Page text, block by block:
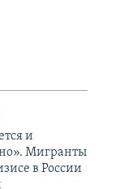
и
Мигранты
в России